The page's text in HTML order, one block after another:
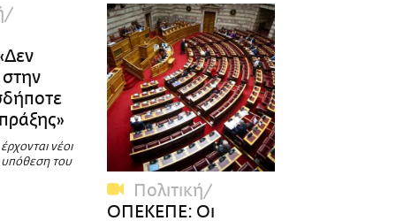
Lgbtqi+
Επιλογές
στην
νέοι
υπόθεση του
Πολιτική
ΟΠΕΚΕΠΕ: Οι